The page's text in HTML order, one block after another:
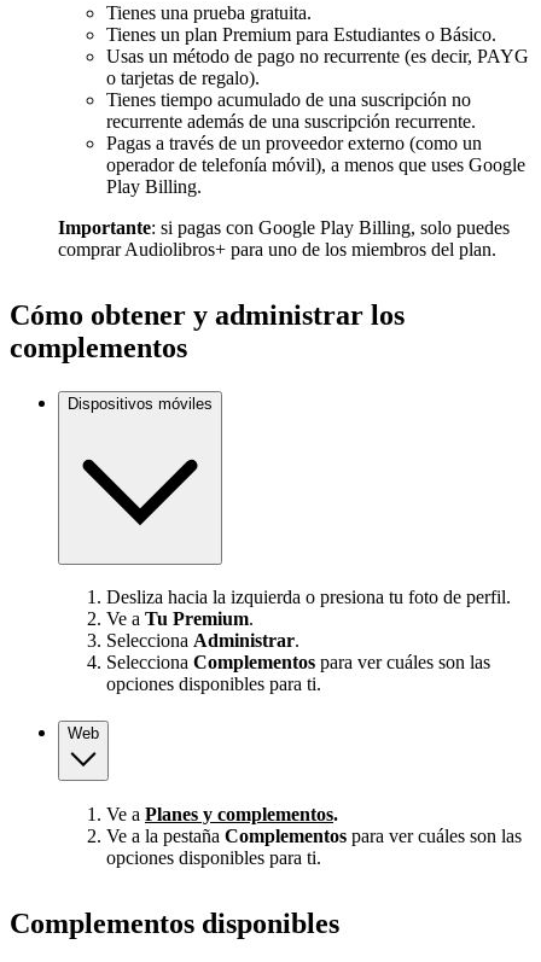
Tienes una prueba gratuita.
Tienes un plan Premium para Estudiantes o Básico.
Usas un método de pago no recurrente (es decir, PAYG
o tarjetas de regalo).
Tienes tiempo acumulado de una suscripción no
recurrente además de una suscripción recurrente.
Pagas a través de un proveedor externo (como un
operador de telefonía móvil), a menos que uses Google
Play Billing.
Importante: si pagas con Google Play Billing, solo puedes
comprar Audiolibros+ para uno de los miembros del plan.
Cómo obtener y administrar los
complementos
Dispositivos móviles
Desliza hacia la izquierda o presiona tu foto de perfil.
Ve a Tu Premium.
Selecciona Administrar.
Selecciona Complementos para ver cuáles son las
opciones disponibles para ti.
Web
Ve a Planes y complementos.
Ve a la pestaña Complementos para ver cuáles son las
opciones disponibles para ti.
Complementos disponibles